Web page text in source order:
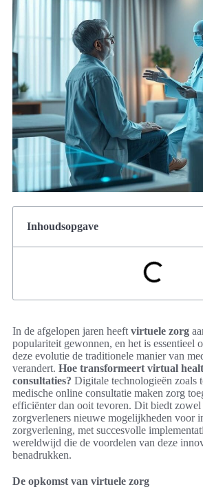
Inhoudsopgave
In de afgelopen jaren heeft virtuele zorg
populariteit gewonnen, en het is essentieel
deze evolutie de traditionele manier van
verandert. Hoe transformeert virtual
consultaties? Digitale technologieën zoals
medische online consultatie maken zorg
efficiënter dan ooit tevoren. Dit biedt zowel
zorgverleners nieuwe mogelijkheden voor
zorgverlening, met succesvolle
wereldwijd die de voordelen van deze
benadrukken.
De opkomst van virtuele zorg